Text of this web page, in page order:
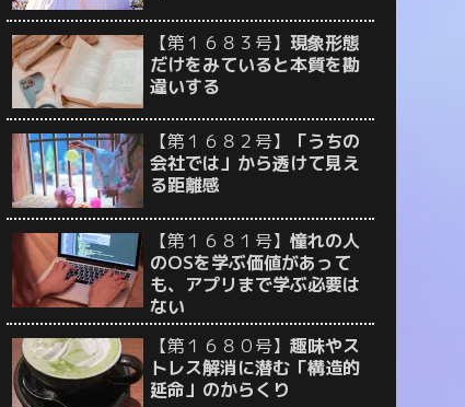
【第１６８３号】 現象形態
だけをみていると本質を勘
違いする
【第１６８２号】
「うちの
会社では」から透けて見え
る距離感
【第１６８１号】 憧れの人
のOSを学ぶ価値があって
も、アプリまで学ぶ必要は
ない
【第１６８０号】 趣味やス
トレス解消に潜む「構造的
延命」のからくり